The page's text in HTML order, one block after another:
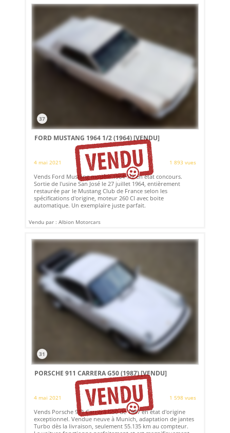
37
FORD MUSTANG 1964 1/2 (1964)[VENDU]
4 mai 2021 1 893 vues
Vends Ford Mustang modèle 1964 1/2 en état concours.
Sortie de l'usine San José le 27 juillet 1964, entièrement
restaurée par le Mustang Club de France selon les
spécifications d'origine, moteur 260 CI avec boite
automatique. Un exemplaire juste parfait.
Vendu par : Albion Motorcars
31
PORSCHE 911 CARRERA G50 (1987)[VENDU]
4 mai 2021 1 598 vues
Vends Porsche 911 Carrera G50 de 1987 en état d'origine
exceptionnel. Vendue neuve à Munich, adaptation de jantes
Turbo dès la livraison, seulement 55.135 km au compteur.